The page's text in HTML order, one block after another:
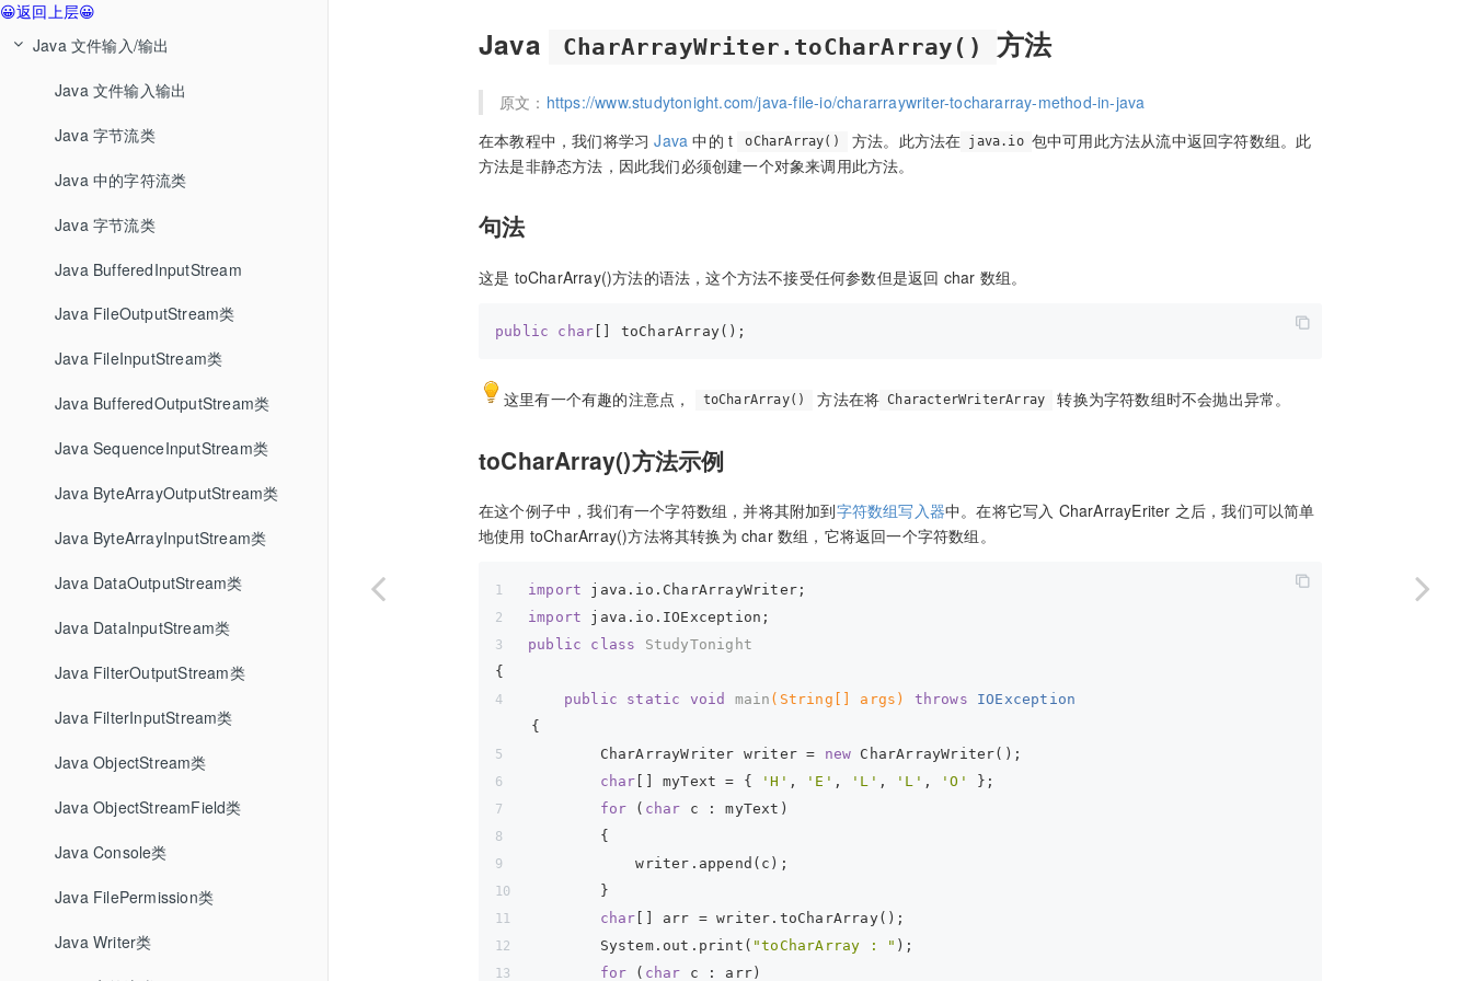
😀返回上层😀
Java 文件输入/输出
Java 文件输入输出
Java 字节流类
Java 中的字符流类
Java 字节流类
Java BufferedInputStream
Java FileOutputStream类
Java FileInputStream类
Java BufferedOutputStream类
Java SequenceInputStream类
Java ByteArrayOutputStream类
Java ByteArrayInputStream类
Java DataOutputStream类
Java DataInputStream类
Java FilterOutputStream类
Java FilterInputStream类
Java ObjectStream类
Java ObjectStreamField类
Java Console类
Java FilePermission类
Java Writer类
Java CharArrayWriter.toCharArray() 方法
原文： https://www.studytonight.com/java-file-io/chararraywriter-tochararray-method-in-java
在本教程中，我们将学习Java 中的 t oCharArray() 方法。此方法在 java.io 包中可用此方法从流中返回字符数组。此
方法是非静态方法，因此我们必须创建一个对象来调用此方法。
句法
这是 toCharArray()方法的语法，这个方法不接受任何参数但是返回 char 数组。
public char
这里有一个有趣的注意点， toCharArray() 方法在将 CharacterWriterArray 转换为字符数组时不会抛出异常。
toCharArray()方法示例
在这个例子中，我们有一个字符数组，并将其附加到字符数组写入器中。在将它写入 CharArrayEriter 之后，我们可以简单
地使用 toCharArray()方法将其转换为 char 数组，它将返回一个字符数组。
import java.io.CharArrayWriter;
import java.io.IOException;
public
class
StudyTonight
{
public
static void main (String[] args) throws IOException
{
        CharArrayWriter writer =
new CharArrayWriter();
char [] myText = { 'H' , 'E' , 'L' , 'L' , 'O'
};
for ( char c : myText)
        {
            writer.append(c);
        }
char [] arr = writer.toCharArray();
        System.out.print(
"toCharArray : " );
for ( char c : arr)